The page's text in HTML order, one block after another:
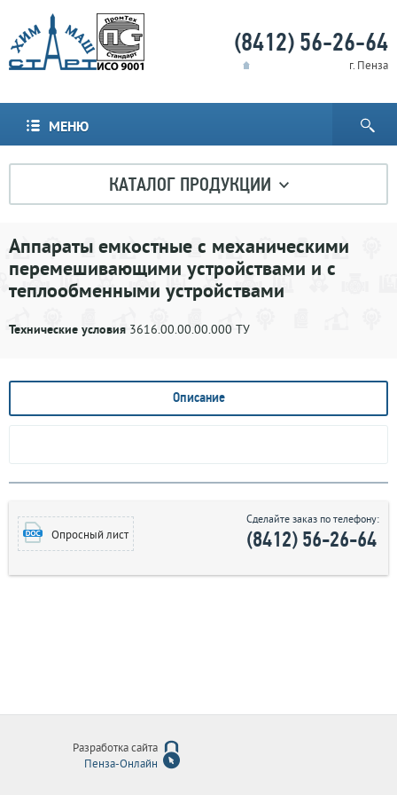
(8412) 56-26-64
г. Пенза
МЕНЮ
КАТАЛОГ ПРОДУКЦИИ
Аппараты емкостные с механическими
перемешивающими устройствами и с
теплообменными устройствами
Технические условия 3616.00.00.00.000 ТУ
Описание
Опросный лист
Сделайте заказ по телефону:
(8412) 56-26-64
Разработка сайта
Пенза-Онлайн